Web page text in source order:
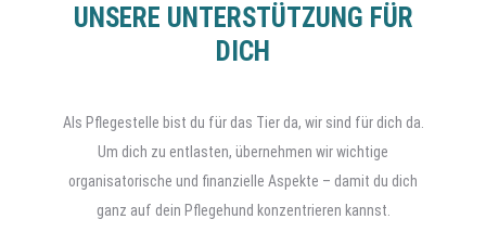
UNSERE UNTERSTÜTZUNG FÜR
DICH
Als Pflegestelle bist du für das Tier da, wir sind für dich da.
Um dich zu entlasten, übernehmen wir wichtige
organisatorische und finanzielle Aspekte – damit du dich
ganz auf dein Pflegehund konzentrieren kannst.